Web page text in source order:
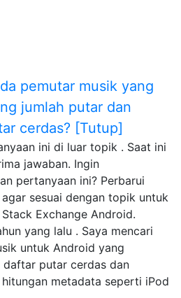
pemutar musik yang
jumlah putar dan
cerdas? [Tutup]
ini di luar topik . Saat ini
jawaban. Ingin
pertanyaan ini? Perbarui
sesuai dengan topik untuk
Exchange Android.
yang lalu . Saya mencari
untuk Android yang
daftar putar cerdas dan
hitungan metadata seperti iPod